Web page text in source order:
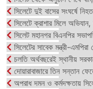
সিলেটে দুই বাসের সংঘর্ষে
সিলেটে ক্রাশার মিলে
সিলেট মহানগর বিএনপির
সিলেটের সাবেক মন্ত্রী-
চলতি অর্থবছরেই স্থানীয়
দোয়ারাবাজারে তিন সন্তান
অপরাধ দমন ও কর্মদক্ষতায়